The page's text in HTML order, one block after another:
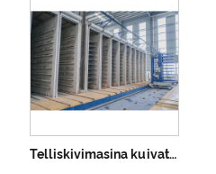
Telliskivimasina kuivatamise tuba